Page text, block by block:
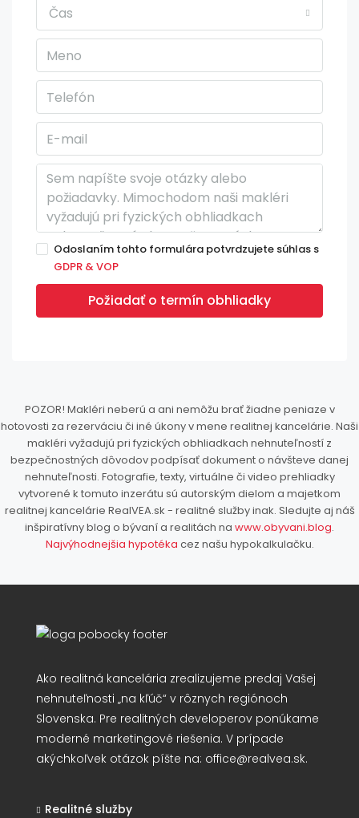
Čas
Odoslaním tohto formulára potvrdzujete súhlas s
GDPR & VOP
Požiadať o termín obhliadky
POZOR! Makléri neberú a ani nemôžu brať žiadne peniaze v
hotovosti za rezerváciu či iné úkony v mene realitnej kancelárie. Naši
makléri vyžadujú pri fyzických obhliadkach nehnuteľností z
bezpečnostných dôvodov podpísať dokument o návšteve danej
nehnuteľnosti. Fotografie, texty, virtuálne či video prehliadky
vytvorené k tomuto inzerátu sú autorským dielom a majetkom
realitnej kancelárie RealVEA.sk - realitné služby inak. Sledujte aj náš
inšpiratívny blog o bývaní a realitách na www.obyvani.blog.
Najvýhodnejšia hypotéka cez našu hypokalkulačku.
Ako realitná kancelária zrealizujeme predaj Vašej
nehnuteľnosti „na kľúč“ v rôznych regiónoch
Slovenska. Pre realitných developerov ponúkame
moderné marketingové riešenia. V prípade
akýchkoľvek otázok píšte na: office@realvea.sk.
Realitné služby